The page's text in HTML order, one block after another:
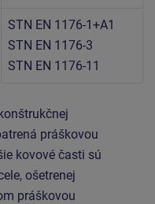
STN EN 1176-1+A1
STN EN 1176-3
STN EN 1176-11
práškovou
kovové časti sú
ošetrenej
práškovou